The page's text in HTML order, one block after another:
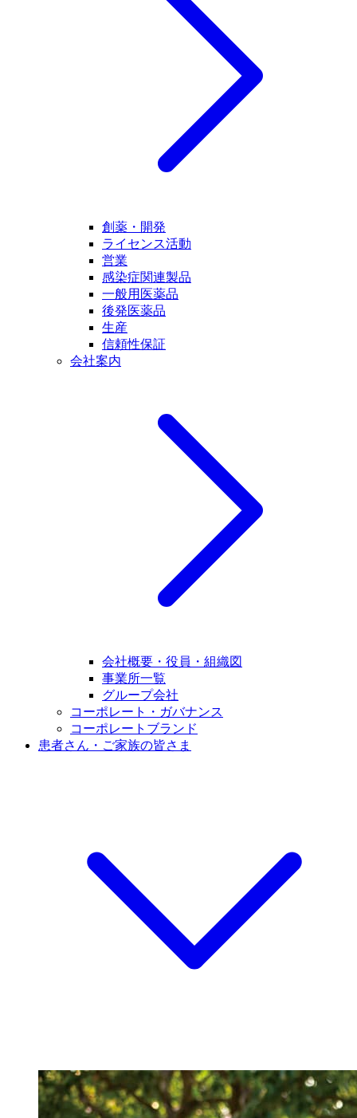
創薬・開発
ライセンス活動
営業
感染症関連製品
一般用医薬品
後発医薬品
生産
信頼性保証
会社案内
会社概要・役員・組織図
事業所一覧
グループ会社
コーポレート・ガバナンス
コーポレートブランド
患者さん・ご家族の皆さま